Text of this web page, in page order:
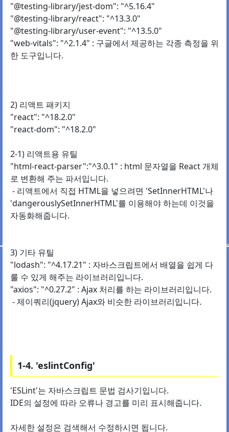
"@testing-library/jest-dom": "^5.16.4"
"@testing-library/react": "^13.3.0"
"@testing-library/user-event": "^13.5.0"
"web-vitals": "^2.1.4" : 구글에서 제공하는 각종 측정을 위
한 도구입니다.
2) 리액트 패키지
"react": "^18.2.0"
"react-dom": "^18.2.0"
2-1) 리액트용 유틸
"html-react-parser":"^3.0.1" : html 문자열을 React 개체
로 변환해 주는 파서입니다.
- 리액트에서 직접 HTML을 넣으려면 'SetInnerHTML'나
'dangerouslySetInnerHTML'를 이용해야 하는데 이것을
자동화해줍니다.
3) 기타 유틸
"lodash": "^4.17.21" : 자바스크립트에서 배열을 쉽게 다
룰 수 있게 해주는 라이브러리입니다.
"axios": "^0.27.2" : Ajax 처리를 하는 라이브러리입니다.
- 제이쿼리(jquery) Ajax와 비슷한 라이브러리입니다.
1-4. 'eslintConfig'
'ESLint'는 자바스크립트 문법 검사기입니다.
IDE의 설정에 따라 오류나 경고를 미리 표시해줍니다.
자세한 설정은 검색해서 수정하시면 됩니다.